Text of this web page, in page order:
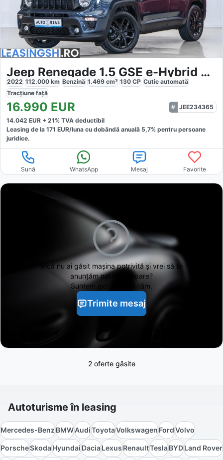
Jeep Renegade 1.5 GSE e-Hybrid Automatik Limited
2022 112.000 km Benzină 1.469 cm³ 130 CP Cutie automată
Tracțiune față
16.990 EUR
JEE234365
14.042 EUR + 21% TVA deductibil
Leasing de la 171 EUR/luna cu dobăndă anuală 5,7% pentru persoane
juridice.
Sună WhatsApp Mesaj Favorite
Încă nu ai găsitmașina potrivită și vrei să te
anunțăm noi când apare?
Suntem aici să te ajutăm.
Trimite mesaj
2 oferte găsite
Autoturisme în leasing
Mercedes-BenzBMWAudiToyotaVolkswagenFordVolvo
PorscheSkodaHyundaiDaciaLexusRenaultTeslaBYDLand Rover